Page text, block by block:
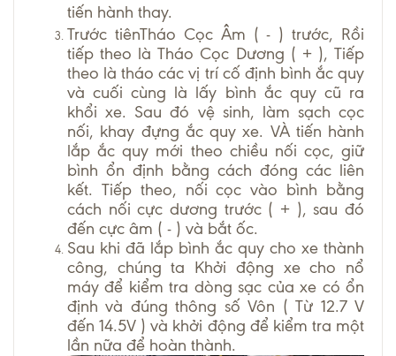
tiến hành thay.
Trước tiênTháo Cọc Âm ( - ) trước, Rồi
tiếp theo là Tháo Cọc Dương ( + ), Tiếp
theo là tháo các vị trí cố định bình ắc quy
và cuối cùng là lấy bình ắc quy cũ ra
khổi xe. Sau đó vệ sinh, làm sạch cọc
nối, khay đựng ắc quy xe. VÀ tiến hành
lắp ắc quy mới theo chiều nối cọc, giữ
bình ổn định bằng cách đóng các liên
kết. Tiếp theo, nối cọc vào bình bằng
cách nối cực dương trước ( + ), sau đó
đến cực âm ( - ) và bắt ốc.
Sau khi đã lắp bình ắc quy cho xe thành
công, chúng ta Khởi động xe cho nổ
máy để kiểm tra dòng sạc của xe có ổn
định và đúng thông số Vôn ( Từ 12.7 V
đến 14.5V ) và khởi động để kiểm tra một
lần nữa để hoàn thành.